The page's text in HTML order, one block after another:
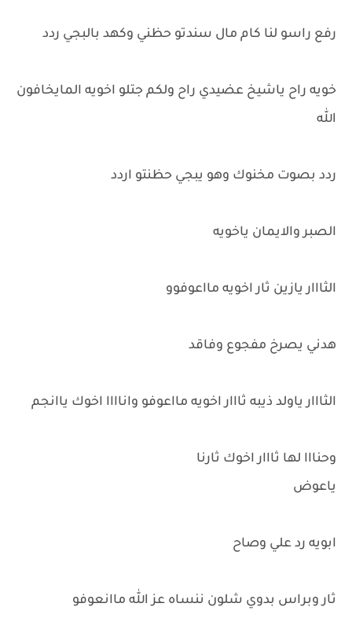
رفع راسو لنا كام مال سندتو حظني وكهد بالبجي ردد
خويه راح ياشيخ عضيدي راح ولكم جتلو اخويه المايخافون
الله
ردد بصوت مخنوك وهو يبجي حظنتو اردد
الصبر والايمان ياخويه
الثااار يازين ثار اخويه مااعوفوو
هدني يصرخ مفجوع وفاقد
الثااار ياولد ذيبه ثااار اخويه مااعوفو واناااا اخوك ياانجم
وحنااا لها ثااار اخوك ثارنا
ياعوض
ابويه رد علي وصاح
ثار وبراس بدوي شلون ننساه عز الله ماانعوفو